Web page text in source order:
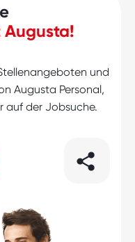
und
Augusta Personal,
auf der Jobsuche.